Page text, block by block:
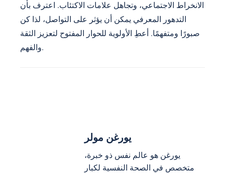
الانخراط الاجتماعي، وتجاهل علامات الاكتئاب. اعترف بأن
التدهور المعرفي يمكن أن يؤثر على التواصل، لذا كن
صبورًا ومتفهمًا. أعطِ الأولوية للحوار المفتوح لتعزيز الثقة
والفهم.
يورغن مولر
يورغن هو عالم نفس ذو خبرة،
متخصص في الصحة النفسية لكبار